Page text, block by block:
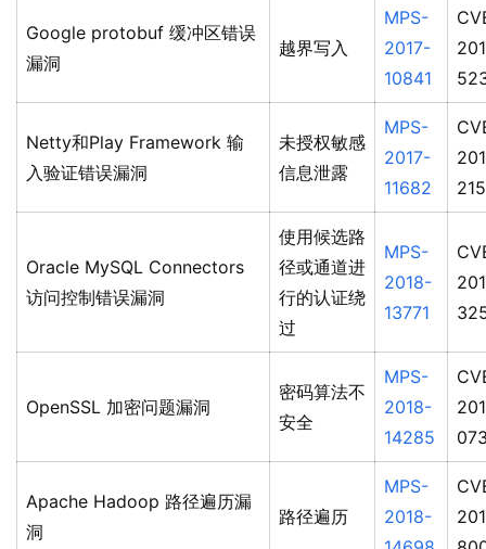
Google protobuf 缓冲区错误
漏洞
越界写入
MPS-
2017-
10841
Netty和Play Framework 输
入验证错误漏洞
未授权敏感
信息泄露
MPS-
2017-
11682
Oracle MySQL Connectors
访问控制错误漏洞
使用候选路
径或通道进
行的认证绕
过
MPS-
2018-
13771
OpenSSL 加密问题漏洞
密码算法不
安全
MPS-
2018-
14285
Apache Hadoop 路径遍历漏
洞
路径遍历
MPS-
2018-